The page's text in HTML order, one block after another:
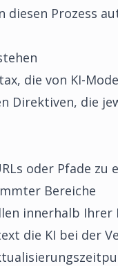
diesen Prozess
die von KI-
die
oder Pfade zu
Bereiche
innerhalb Ihrer
die KI bei der